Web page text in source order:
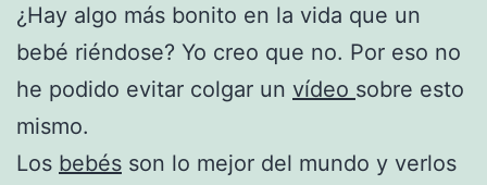
¿Hay algo más bonito en la vida que un
bebé riéndose? Yo creo que no. Por eso no
he podido evitar colgar un vídeo sobre esto
mismo.
Los bebés son lo mejor del mundo y verlos